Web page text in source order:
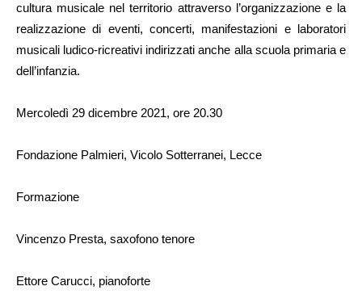
cultura musicale nel territorio attraverso l’organizzazione e la
realizzazione di eventi, concerti, manifestazioni e laboratori
musicali ludico-ricreativi indirizzati anche alla scuola primaria e
dell’infanzia.
Mercoledì 29 dicembre 2021, ore 20.30
Fondazione Palmieri, Vicolo Sotterranei, Lecce
Formazione
Vincenzo Presta, saxofono tenore
Ettore Carucci, pianoforte